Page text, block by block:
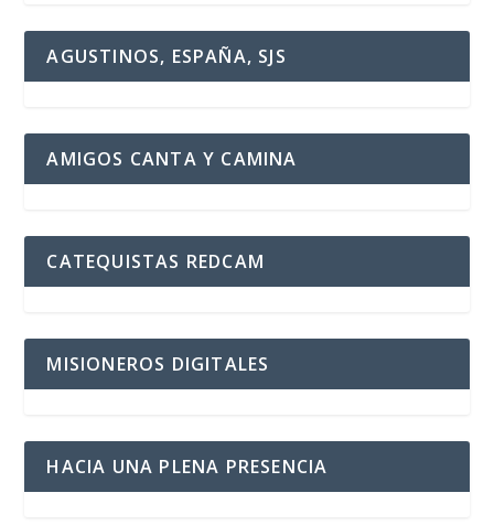
AGUSTINOS, ESPAÑA, SJS
AMIGOS CANTA Y CAMINA
CATEQUISTAS REDCAM
MISIONEROS DIGITALES
HACIA UNA PLENA PRESENCIA